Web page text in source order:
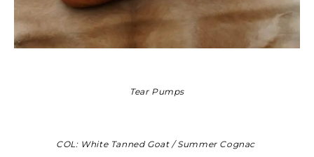
Tear Pumps
COL: White Tanned Goat / Summer Cognac